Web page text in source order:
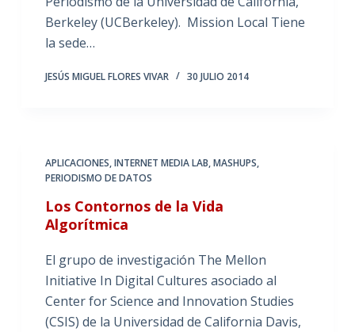
Berkeley (UCBerkeley). Mission Local Tiene
la sede…
JESÚS MIGUEL FLORES VIVAR 30 JULIO 2014
APLICACIONES,INTERNET MEDIA LAB,MASHUPS,
PERIODISMO DE DATOS
Los Contornos de la Vida
Algorítmica
El grupo de investigación The Mellon
Initiative In Digital Cultures asociado al
Center for Science and Innovation Studies
(CSIS) de la Universidad de California Davis,